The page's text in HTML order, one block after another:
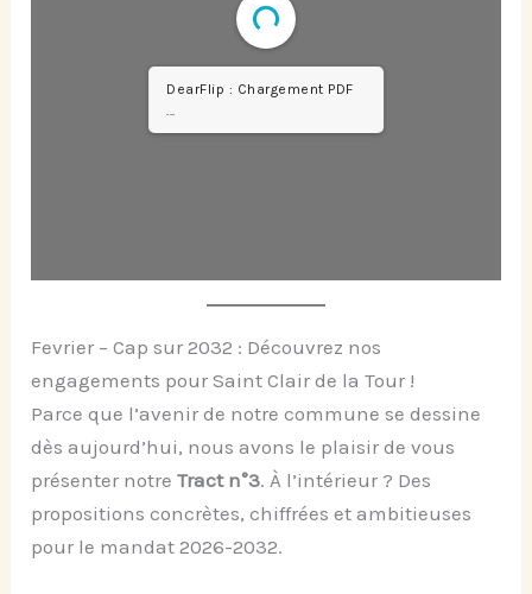
DearFlip : Chargement PDF
...
Fevrier – Cap sur 2032 : Découvrez nos
engagements pour Saint Clair de la Tour !
Parce que l’avenir de notre commune se dessine
dès aujourd’hui, nous avons le plaisir de vous
présenter notreTract n°3. À l’intérieur ? Des
propositions concrètes, chiffrées et ambitieuses
pour le mandat 2026-2032.